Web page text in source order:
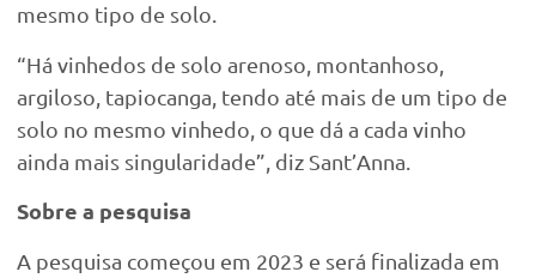
mesmo tipo de solo.
“Há vinhedos de solo arenoso, montanhoso,
argiloso, tapiocanga, tendo até mais de um tipo de
solo no mesmo vinhedo, o que dá a cada vinho
ainda mais singularidade”, diz Sant’Anna.
Sobre a pesquisa
A pesquisa começou em 2023 e será finalizada em